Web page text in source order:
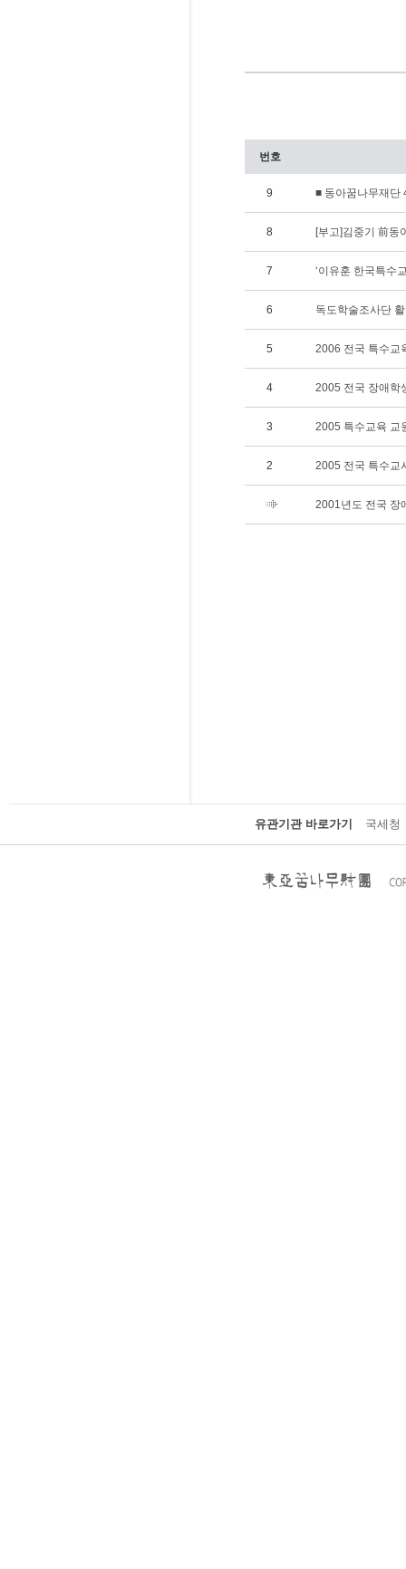
번호
9 ■ 동아꿈나무재단
8 [부고]김중기 前동
7 ‘이유훈 한국특수
6 독도학술조사단
5 2006 전국 특수교
4 2005 전국 장애학
3 2005 특수교육 교
2 2005 전국 특수교
2001년도 전국 장
유관기관 바로가기 국세청